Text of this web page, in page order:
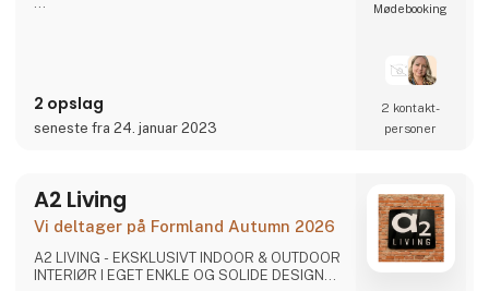
har rodfæste i dansk design og kvalitet.
2 opslag
seneste fra 24. januar 2023
Møde­booking
2 kontakt­
personer
A2 Living
Vi deltager på Formland Autumn 2026
A2 LIVING - EKSKLUSIVT INDOOR & OUTDOOR
INTERIØR I EGET ENKLE OG SOLIDE DESIGN...